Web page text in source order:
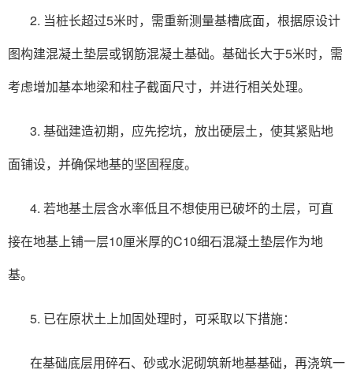
2. 当桩长超过5米时，需重新测量基槽底面，根据原设计
图构建混凝土垫层或钢筋混凝土基础。基础长大于5米时，需
考虑增加基本地梁和柱子截面尺寸，并进行相关处理。
3. 基础建造初期，应先挖坑，放出硬层土，使其紧贴地
面铺设，并确保地基的坚固程度。
4. 若地基土层含水率低且不想使用已破坏的土层，可直
接在地基上铺一层10厘米厚的C10细石混凝土垫层作为地
基。
5. 已在原状土上加固处理时，可采取以下措施：
在基础底层用碎石、砂或水泥砌筑新地基基础，再浇筑一